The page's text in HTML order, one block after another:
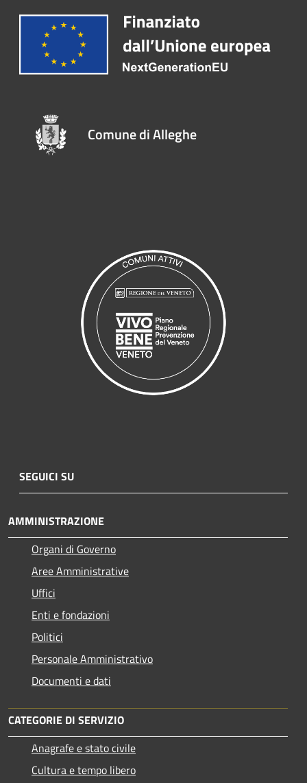
Comune di Alleghe
SEGUICI SU
AMMINISTRAZIONE
Organi di Governo
Aree Amministrative
Uffici
Enti e fondazioni
Politici
Personale Amministrativo
Documenti e dati
CATEGORIE DI SERVIZIO
Anagrafe e stato civile
Cultura e tempo libero